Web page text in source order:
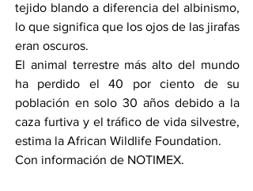
tejido blando a diferencia del albinismo,
lo que significa que los ojos de las jirafas
eran oscuros.
El animal terrestre más alto del mundo
ha perdido el 40 por ciento de su
población en solo 30 años debido a la
caza furtiva y el tráfico de vida silvestre,
estima la African Wildlife Foundation.
Con información de NOTIMEX.